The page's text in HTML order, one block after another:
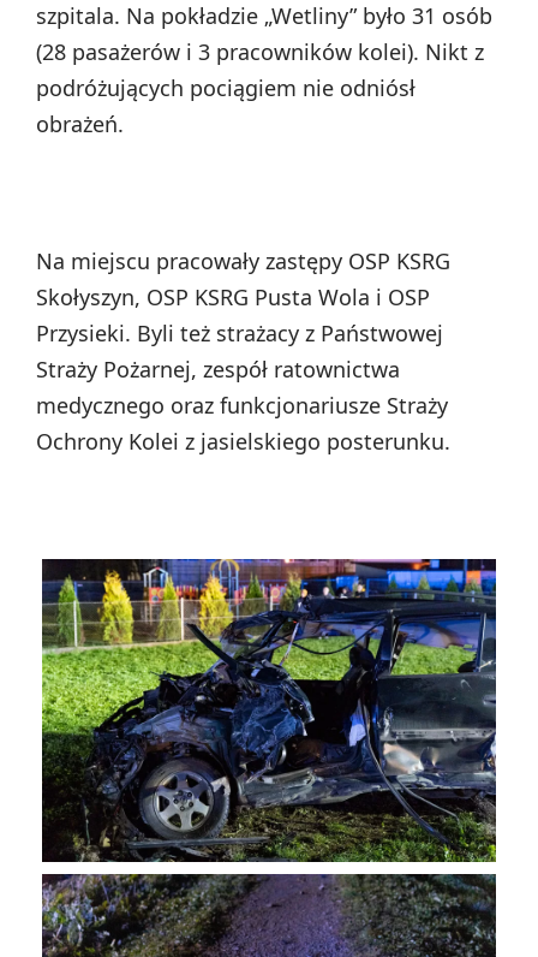
szpitala. Na pokładzie „Wetliny” było 31 osób
(28 pasażerów i 3 pracowników kolei). Nikt z
podróżujących pociągiem nie odniósł
obrażeń.
Na miejscu pracowały zastępy OSP KSRG
Skołyszyn, OSP KSRG Pusta Wola i OSP
Przysieki. Byli też strażacy z Państwowej
Straży Pożarnej, zespół ratownictwa
medycznego oraz funkcjonariusze Straży
Ochrony Kolei z jasielskiego posterunku.